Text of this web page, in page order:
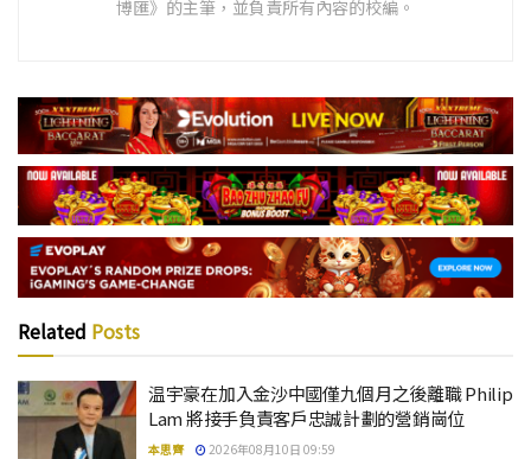
博匯》的主筆，並負責所有內容的校編。
Related Posts
温宇豪在加入金沙中國僅九個月之後離職 Philip
Lam 將接手負責客戶忠誠計劃的營銷崗位
本思齊 2026年08月10日 09:59